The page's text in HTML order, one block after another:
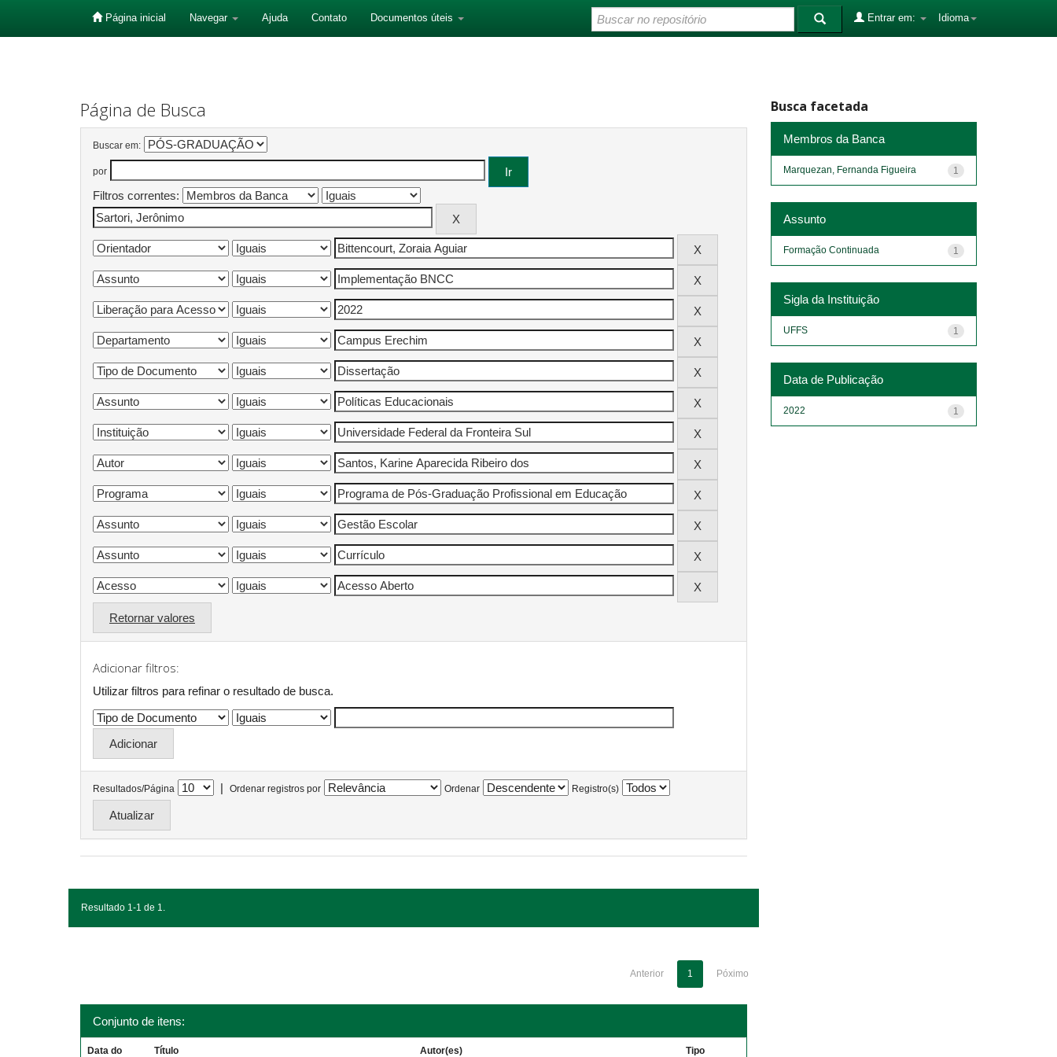
Página inicial Navegar Ajuda Contato Documentos úteis Idioma
Entrar em:
Página de Busca
Buscar em:
por
Filtros correntes:
Retornar valores
Adicionar filtros:
Utilizar filtros para refinar o resultado de busca.
Resultados/Página | Ordenar registros por Ordenar Registro(s)
Resultado 1-1 de 1.
Anterior 1 Póximo
Conjunto de itens:
Data do Título Autor(es) Tipo
Busca facetada
Membros da Banca
1
Marquezan, Fernanda Figueira
Assunto
1
Formação Continuada
Sigla da Instituição
1
UFFS
Data de Publicação
1
2022